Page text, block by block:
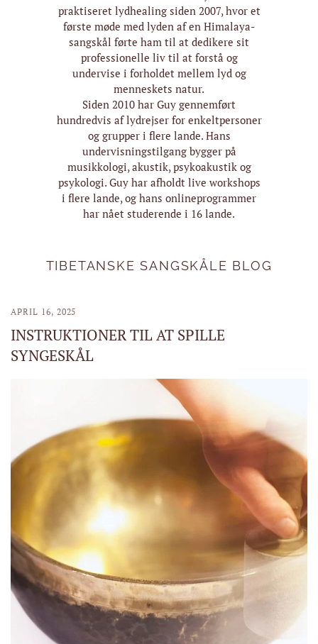
praktiseret lydhealing siden 2007, hvor et
første møde med lyden af en Himalaya-
sangskål førte ham til at dedikere sit
professionelle liv til at forstå og
undervise i forholdet mellem lyd og
menneskets natur.
Siden 2010 har Guy gennemført
hundredvis af lydrejser for enkeltpersoner
og grupper i flere lande. Hans
undervisningstilgang bygger på
musikkologi, akustik, psykoakustik og
psykologi. Guy har afholdt live workshops
i flere lande, og hans onlineprogrammer
har nået studerende i 16 lande.
TIBETANSKE SANGSKÅLE BLOG
APRIL 16, 2025
INSTRUKTIONER TIL AT SPILLE
SYNGESKÅL